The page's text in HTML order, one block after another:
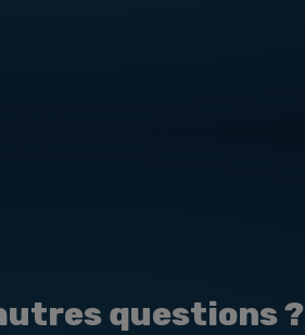
questions ?